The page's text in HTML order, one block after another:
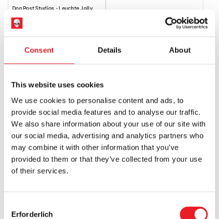
Consent Details About
This website uses cookies
We use cookies to personalise content and ads, to
provide social media features and to analyse our traffic.
We also share information about your use of our site with
our social media, advertising and analytics partners who
may combine it with other information that you’ve
provided to them or that they’ve collected from your use
of their services.
Selection
Erforderlich
Don Post Studios - Leuchte Jolly
£44.95
IN DEN WARENKORB LEGEN
Schaumstoff-Kürbisdekoration